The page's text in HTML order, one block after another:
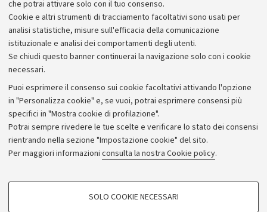
che potrai attivare solo con il tuo consenso.
Cookie e altri strumenti di tracciamento facoltativi sono usati per
analisi statistiche, misure sull'efficacia della comunicazione
istituzionale e analisi dei comportamenti degli utenti.
Se chiudi questo banner continuerai la navigazione solo con i cookie
necessari.
Puoi esprimere il consenso sui cookie facoltativi attivando l'opzione
in "Personalizza cookie" e, se vuoi, potrai esprimere consensi più
specifici in "Mostra cookie di profilazione".
Potrai sempre rivedere le tue scelte e verificare lo stato dei consensi
rientrando nella sezione "Impostazione cookie" del sito.
Per maggiori informazioni consulta la nostra Cookie policy.
COOKIE DI PROFILAZIONE - FACOLTATIVI
SOLO COOKIE NECESSARI
Archivio
Comunicati stampa
Redazione
Rassegna stampa